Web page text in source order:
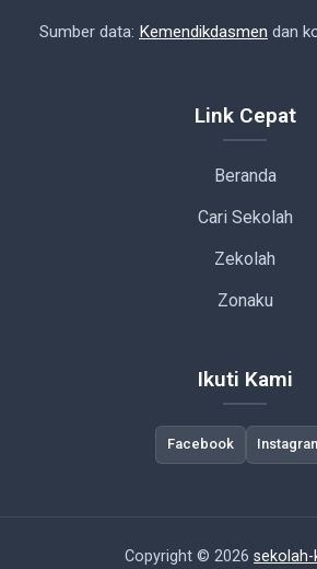
Sumber data: Kemendikdasmen dan
Link Cepat
Beranda
Cari Sekolah
Zekolah
Zonaku
Ikuti Kami
Facebook
Copyright © 2026